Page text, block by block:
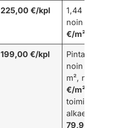
225,00 €/kpl
1,44 m²,
noin
€/m²
199,00 €/kpl
Pinta-ala
noin 1,50
m², noin
€/m²
toimitus
alkaen
79,90 €